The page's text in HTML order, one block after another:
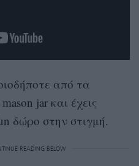
από τα
jar και έχεις
δώρο στην στιγμή.
READING BELOW